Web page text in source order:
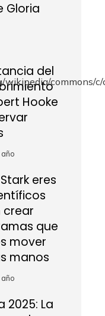
Gloria
del
Hooke
eres
crear
que
mover
manos
2025: La